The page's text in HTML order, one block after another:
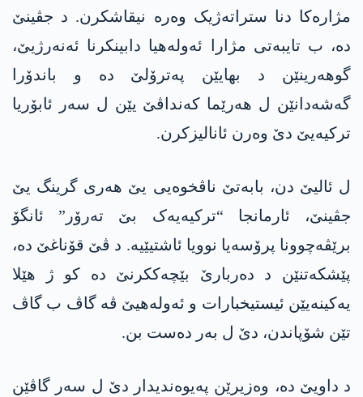
مژارەکا دنا ستراتەژیک وەرە نیقاشکرن. د جڤینێ
دە، ب تایبەتی مژارا ئەولەھیا دابینکرنا ئەنەرژیێ،
گوھەرینێن د بھایێن پەترۆلێ دە و باندۆرا
گەشەدانێن ل ھەرێما کەنداڤێ یێن ل سەر ئابۆریا
ترکیەیێ دێ وەرن ئانالیزکرن.
ل ئالیێ دن، بابەتێ ناڤخوەیی یێ ھەری گرینگ یێ
جڤینێ، ئارمانجا “ترکیەیەک بێ تەرۆر” ئانگۆ
برێڤەچوونا پرۆسەیا نوویا ئاشتیێیە. د ڤێ قۆناغێ دە،
پێشکەتنێن د دەربارێ بێچەککرنێ دە کو ژ ھێلا
یەکینەیێن ئیستیخبارات و ئەولەھیێ ڤە گاڤ ب گاڤ
تێن شۆپاندن، دێ ل بەر دەست بن.
د داویێ دە، وەزیرێن پەیوەندیدار دێ ل سەر گاڤێن